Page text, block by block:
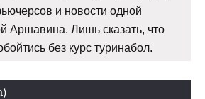
и новости одной
Аршавина. Лишь сказать, что
без курс туринабол.